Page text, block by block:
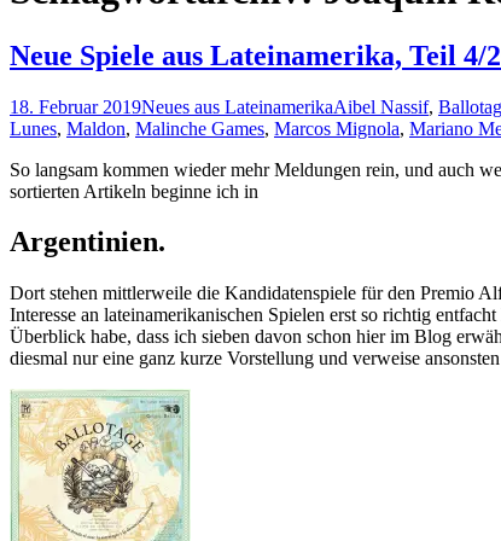
Neue Spiele aus Lateinamerika, Teil 4/
18. Februar 2019Neues aus LateinamerikaAibel Nassif,
Lunes, Maldon, Malinche Games, Marcos Mignola, Mariano
So langsam kommen wieder mehr Meldungen rein, und auch
sortierten Artikeln beginne ich in
Argentinien.
Dort stehen mittlerweile die Kandidatenspiele für den Premio
Interesse an lateinamerikanischen Spielen erst so richtig
Überblick habe, dass ich sieben davon schon hier im Blog
diesmal nur eine ganz kurze Vorstellung und verweise